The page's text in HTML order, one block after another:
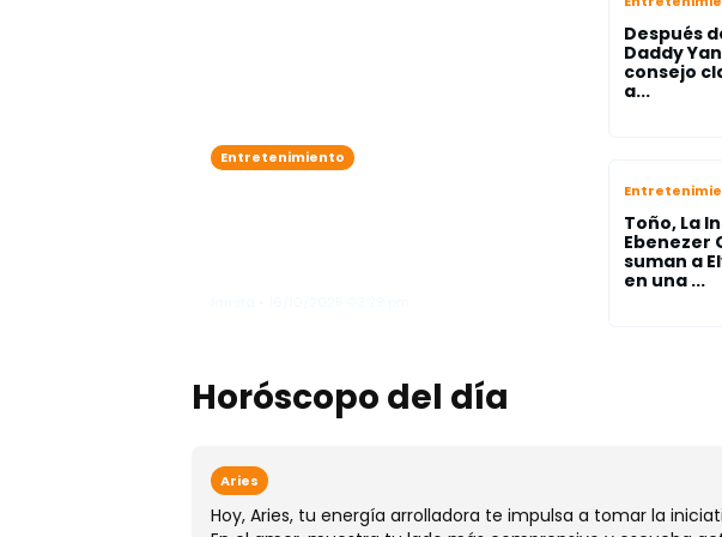
Entretenimiento
Después
Daddy
consejo
a...
Toño, La
Ebenezer
suman a
en una ...
Horóscopo del día
Aries
Hoy, Aries, tu energía arrolladora te impulsa a tomar la